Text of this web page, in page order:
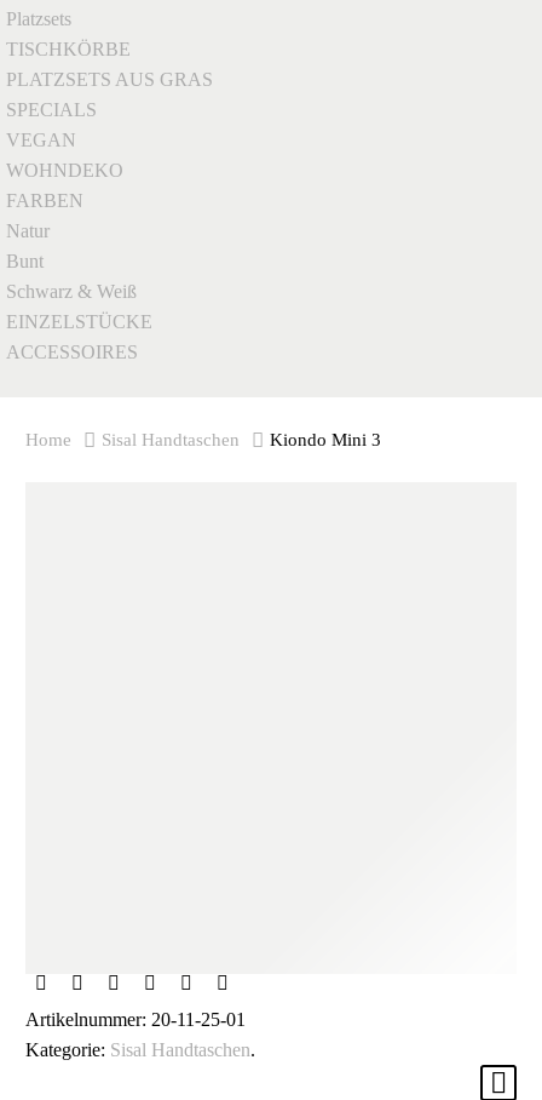
Platzsets
TISCHKÖRBE
PLATZSETS AUS GRAS
SPECIALS
VEGAN
WOHNDEKO
FARBEN
Natur
Bunt
Schwarz & Weiß
EINZELSTÜCKE
ACCESSOIRES
Home Sisal Handtaschen Kiondo Mini 3
NICHT AUF LAGER
Artikelnummer: 20-11-25-01
Kategorie: Sisal Handtaschen.